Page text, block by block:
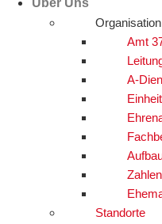
Über Uns
Organisation
Amt
A-
Standorte